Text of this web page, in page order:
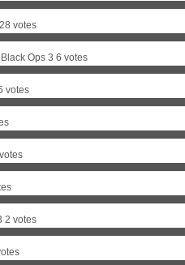
28 votes
Ops 3 6 votes
votes
2 votes